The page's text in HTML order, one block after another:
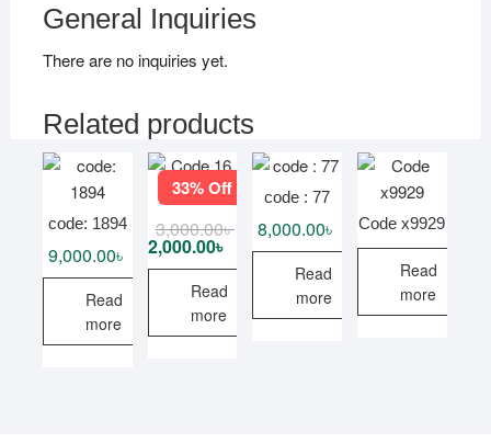
General Inquiries
There are no inquiries yet.
Related products
code: 1894
9,000.00৳
Read
more
33% Off
Code 16
3,000.00৳Original
3,000.00৳ .
2,000.00৳
Current
2,000.00৳ .
Read
more
code : 77
8,000.00৳
Read
more
Code x9929
Read
more